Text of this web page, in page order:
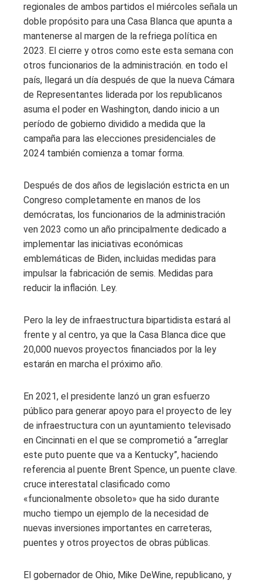
regionales de ambos partidos el miércoles señala un
doble propósito para una Casa Blanca que apunta a
mantenerse al margen de la refriega política en
2023. El cierre y otros como este esta semana con
otros funcionarios de la administración. en todo el
país, llegará un día después de que la nueva Cámara
de Representantes liderada por los republicanos
asuma el poder en Washington, dando inicio a un
período de gobierno dividido a medida que la
campaña para las elecciones presidenciales de
2024 también comienza a tomar forma.
Después de dos años de legislación estricta en un
Congreso completamente en manos de los
demócratas, los funcionarios de la administración
ven 2023 como un año principalmente dedicado a
implementar las iniciativas económicas
emblemáticas de Biden, incluidas medidas para
impulsar la fabricación de semis. Medidas para
reducir la inflación. Ley.
Pero la ley de infraestructura bipartidista estará al
frente y al centro, ya que la Casa Blanca dice que
20,000 nuevos proyectos financiados por la ley
estarán en marcha el próximo año.
En 2021, el presidente lanzó un gran esfuerzo
público para generar apoyo para el proyecto de ley
de infraestructura con un ayuntamiento televisado
en Cincinnati en el que se comprometió a “arreglar
este puto puente que va a Kentucky”, haciendo
referencia al puente Brent Spence, un puente clave.
cruce interestatal clasificado como
«funcionalmente obsoleto» que ha sido durante
mucho tiempo un ejemplo de la necesidad de
nuevas inversiones importantes en carreteras,
puentes y otros proyectos de obras públicas.
El gobernador de Ohio, Mike DeWine, republicano, y